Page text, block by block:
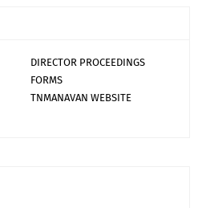
DIRECTOR PROCEEDINGS
FORMS
TNMANAVAN WEBSITE